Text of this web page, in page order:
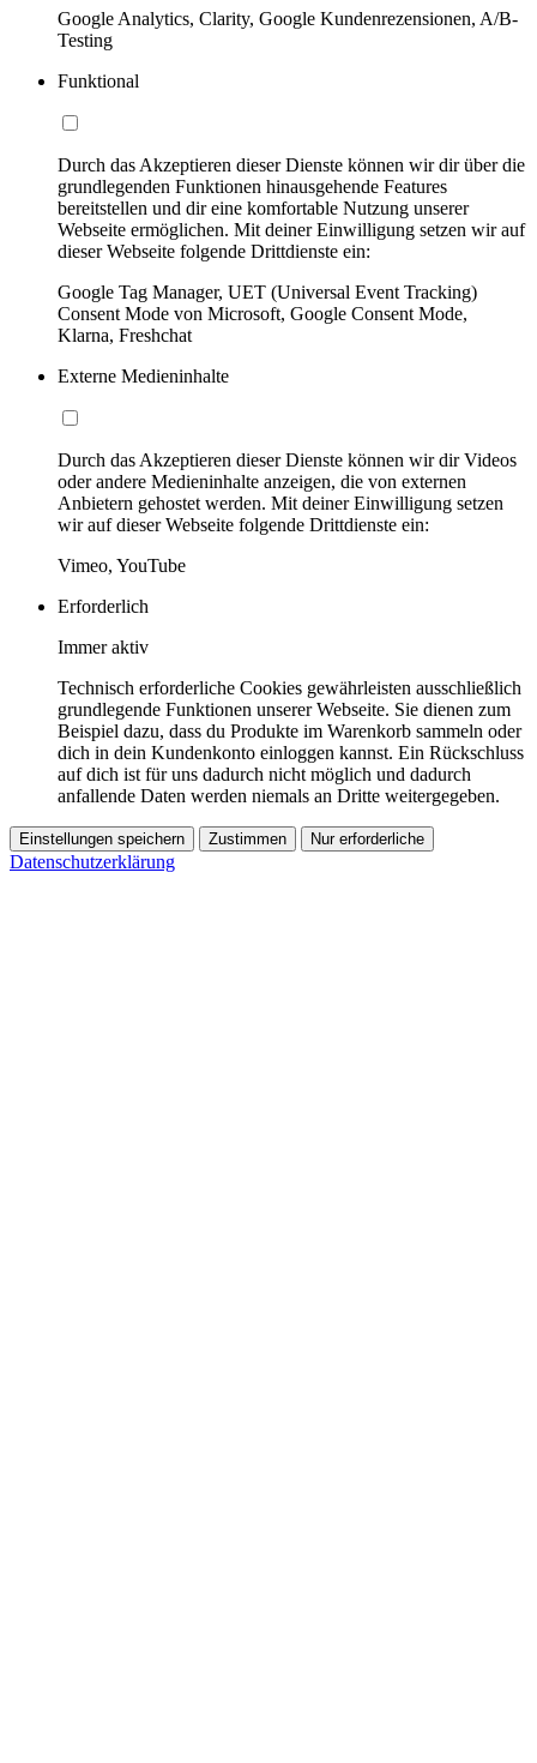
Google Analytics, Clarity, Google Kundenrezensionen, A/B-
Testing
Funktional
Durch das Akzeptieren dieser Dienste können wir dir über die
grundlegenden Funktionen hinausgehende Features
bereitstellen und dir eine komfortable Nutzung unserer
Webseite ermöglichen. Mit deiner Einwilligung setzen wir auf
dieser Webseite folgende Drittdienste ein:
Google Tag Manager, UET (Universal Event Tracking)
Consent Mode von Microsoft, Google Consent Mode,
Klarna, Freshchat
Externe Medieninhalte
Durch das Akzeptieren dieser Dienste können wir dir Videos
oder andere Medieninhalte anzeigen, die von externen
Anbietern gehostet werden. Mit deiner Einwilligung setzen
wir auf dieser Webseite folgende Drittdienste ein:
Vimeo, YouTube
Erforderlich
Immer aktiv
Technisch erforderliche Cookies gewährleisten ausschließlich
grundlegende Funktionen unserer Webseite. Sie dienen zum
Beispiel dazu, dass du Produkte im Warenkorb sammeln oder
dich in dein Kundenkonto einloggen kannst. Ein Rückschluss
auf dich ist für uns dadurch nicht möglich und dadurch
anfallende Daten werden niemals an Dritte weitergegeben.
Einstellungen speichern Zustimmen Nur erforderliche
Datenschutzerklärung